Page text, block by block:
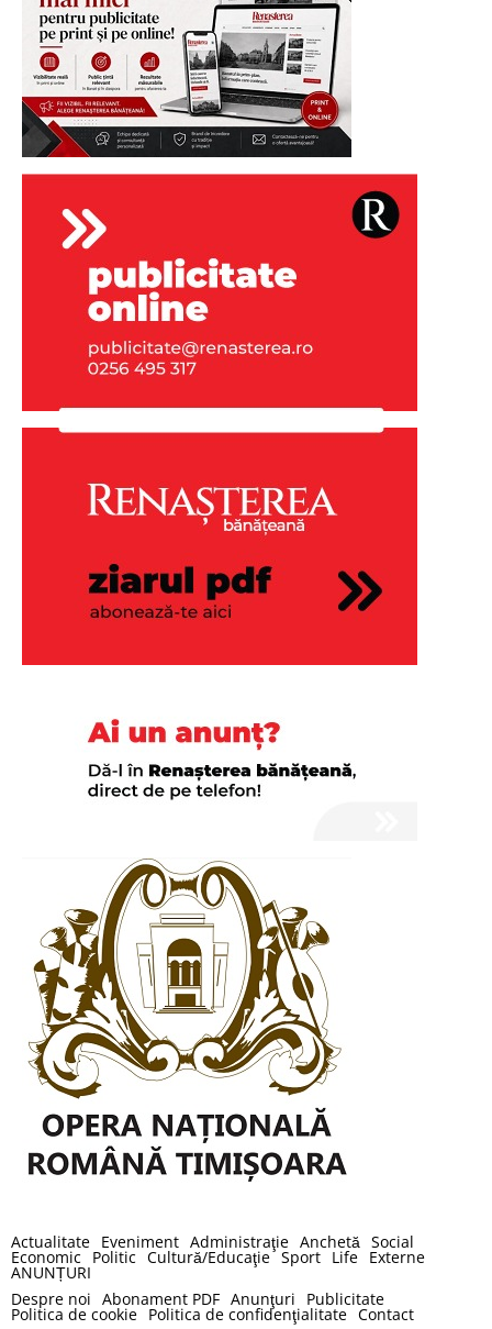
Actualitate Eveniment Administraţie Anchetă Social
Economic Politic Cultură/Educaţie Sport Life Externe
ANUNȚURI
Despre noi Abonament PDF Anunţuri Publicitate
Politica de cookie Politica de confidenţialitate Contact